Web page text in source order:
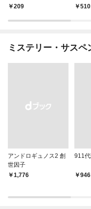
209
日発売
￥510
ミステリー・サス
アンドロギュノス2 創
世因子
￥1,776
911
￥946